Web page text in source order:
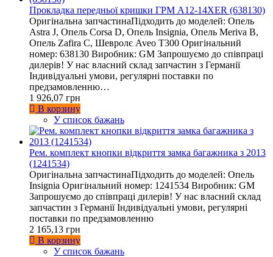
Прокладка передньої кришки ГРМ A12-14XER (638130)
Оригінальна запчастинаПідходить до моделей: Опель
Astra J, Опель Corsa D, Опель Insignia, Опель Meriva B,
Опель Zafira C, Шевролє Aveo T300 Оригінальний
номер: 638130 Виробник: GM Запрошуємо до співпраці
дилерів! У нас власний склад запчастин з Германії
Індивідуальні умови, регулярні поставки по
предзамовленню…
1 926,07 грн
В корзину
У список бажань
Рем. комплект кнопки відкриття замка багажника з 2013
(1241534)
Оригінальна запчастинаПідходить до моделей: Опель
Insignia Оригінальний номер: 1241534 Виробник: GM
Запрошуємо до співпраці дилерів! У нас власний склад
запчастин з Германії Індивідуальні умови, регулярні
поставки по предзамовленню
2 165,13 грн
В корзину
У список бажань